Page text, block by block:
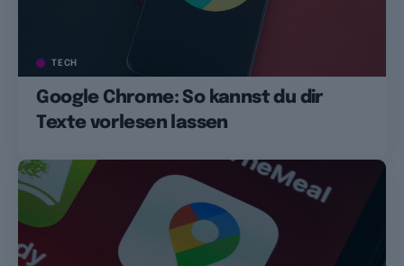
TECH
Google Chrome: So kannst du dir
Texte vorlesen lassen